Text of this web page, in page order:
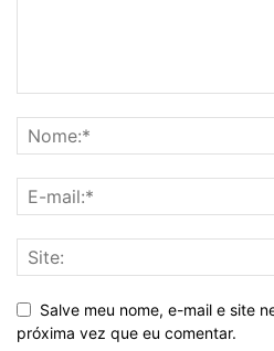
Salve meu nome, e-mail e site
próxima vez que eu comentar.